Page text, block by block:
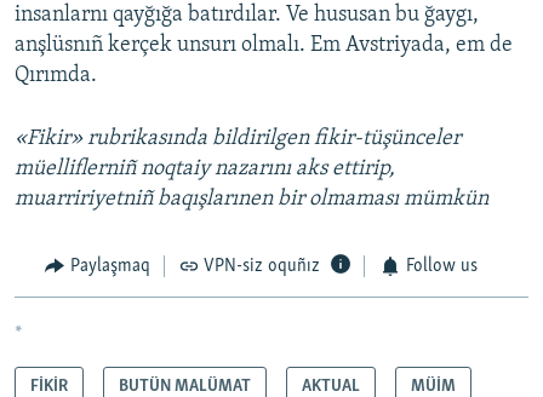
insanlarnı qayğığa batırdılar. Ve hususan bu ğaygı,
anşlüsnıñ kerçek unsurı olmalı. Em Avstriyada, em de
Qırımda.
«Fikir» rubrikasında bildirilgen fikir-tüşünceler
müelliflerniñ noqtaiy nazarını aks ettirip,
muarririyetniñ baqışlarınen bir olmaması mümkün
Paylaşmaq VPN-siz oquñız Follow us
*
FİKİR BUTÜN MALÜMAT AKTUAL MÜİM